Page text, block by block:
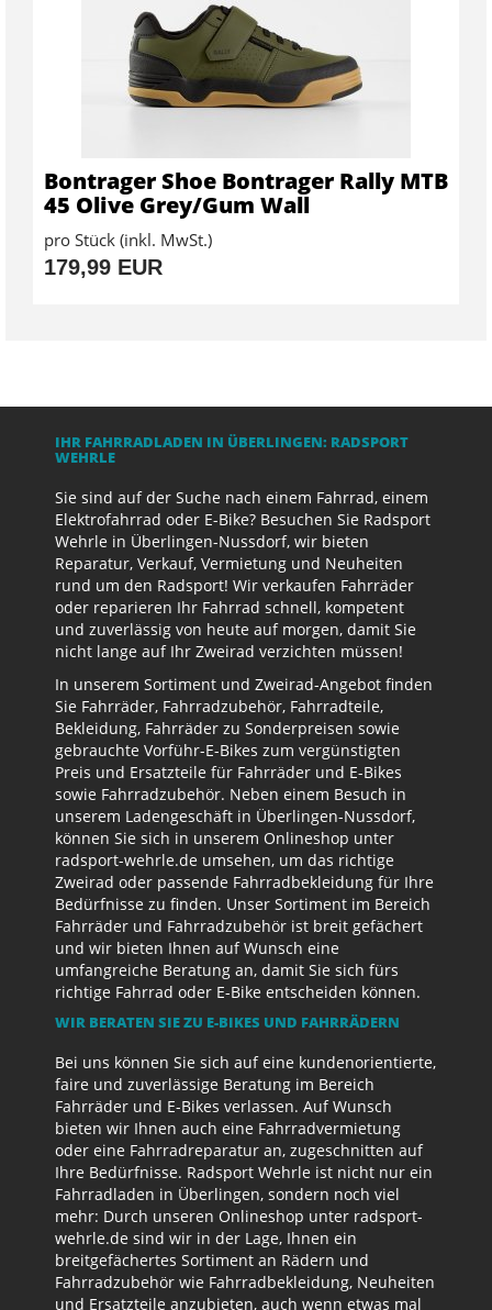
Bontrager Shoe Bontrager Rally MTB
45 Olive Grey/Gum Wall
pro Stück (inkl. MwSt.)
179,99 EUR
IHR FAHRRADLADEN IN ÜBERLINGEN: RADSPORT
WEHRLE
Sie sind auf der Suche nach einem Fahrrad, einem
Elektrofahrrad oder E-Bike? Besuchen Sie Radsport
Wehrle in Überlingen-Nussdorf, wir bieten
Reparatur, Verkauf, Vermietung und Neuheiten
rund um den Radsport! Wir verkaufen Fahrräder
oder reparieren Ihr Fahrrad schnell, kompetent
und zuverlässig von heute auf morgen, damit Sie
nicht lange auf Ihr Zweirad verzichten müssen!
In unserem Sortiment und Zweirad-Angebot finden
Sie Fahrräder, Fahrradzubehör, Fahrradteile,
Bekleidung, Fahrräder zu Sonderpreisen sowie
gebrauchte Vorführ-E-Bikes zum vergünstigten
Preis und Ersatzteile für Fahrräder und E-Bikes
sowie Fahrradzubehör. Neben einem Besuch in
unserem Ladengeschäft in Überlingen-Nussdorf,
können Sie sich in unserem Onlineshop unter
radsport-wehrle.de umsehen, um das richtige
Zweirad oder passende Fahrradbekleidung für Ihre
Bedürfnisse zu finden. Unser Sortiment im Bereich
Fahrräder und Fahrradzubehör ist breit gefächert
und wir bieten Ihnen auf Wunsch eine
umfangreiche Beratung an, damit Sie sich fürs
richtige Fahrrad oder E-Bike entscheiden können.
WIR BERATEN SIE ZU E-BIKES UND FAHRRÄDERN
Bei uns können Sie sich auf eine kundenorientierte,
faire und zuverlässige Beratung im Bereich
Fahrräder und E-Bikes verlassen. Auf Wunsch
bieten wir Ihnen auch eine Fahrradvermietung
oder eine Fahrradreparatur an, zugeschnitten auf
Ihre Bedürfnisse. Radsport Wehrle ist nicht nur ein
Fahrradladen in Überlingen, sondern noch viel
mehr: Durch unseren Onlineshop unter radsport-
wehrle.de sind wir in der Lage, Ihnen ein
breitgefächertes Sortiment an Rädern und
Fahrradzubehör wie Fahrradbekleidung, Neuheiten
und Ersatzteile anzubieten, auch wenn etwas mal